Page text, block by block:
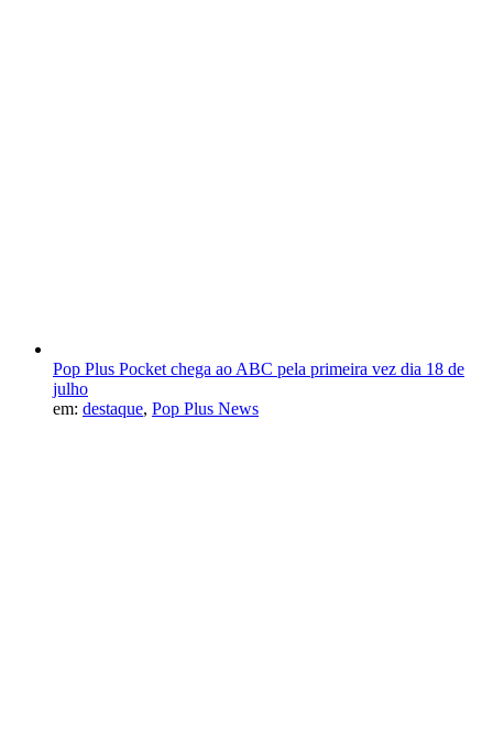
Pop Plus Pocket chega ao ABC pela primeira vez dia 18 de
julho
em: destaque, Pop Plus News